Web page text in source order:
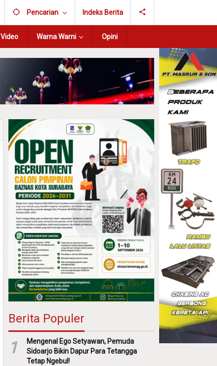
Pencarian Indeks Berita
Video Warna Warni Opini
Berita Populer
1
Mengenal Ego Setyawan, Pemuda
Sidoarjo Bikin Dapur Para Tetangga
Tetap Ngebul!